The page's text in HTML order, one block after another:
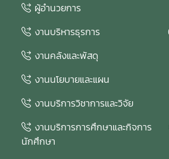
ดร.รัชพล สันติวรากร ประธานกรรมกา
วิศวกรรมศาสตร์ มหาวิทยาลัยขอนแก่น ผู้
ฉาย โพธิ์หอม กรรมการ คณะวิศวกรรมศ
อุบลราชธานี นางสาวศิรินยา อ้นแก้ว เลข
กิจกรรมในครั้งนี้สะท้อนถึงความมุ่งมั่นข
มหาวิทยาลัยแม่โจ้ ในการพัฒนาระบบป
และการบริหารองค์กรตามแนวทาง
Performance Excellence (EdPEx) โ
ประเมิน การวิพากษ์ และการให้ข้อเสนอ
ผู้อำนวยการ
งานบริหารธุรการ
งานคลังและพัสดุ
งานนโยบายและแผน
งานบริการวิชาการและวิจัย
งานบริการการศึกษาและกิจการ
นักศึกษา